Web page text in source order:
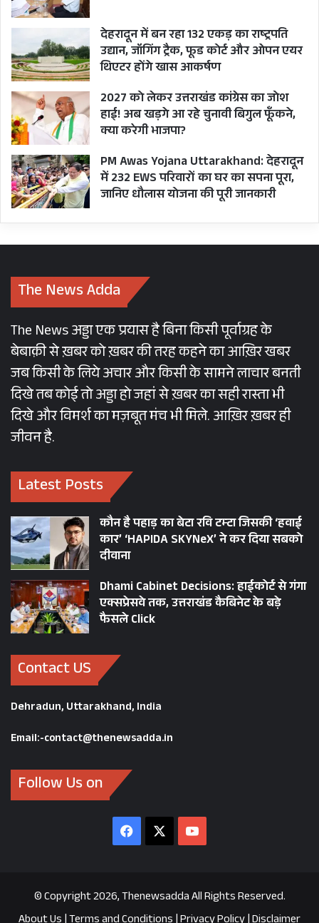
देहरादून में बन रहा 132 एकड़ का राष्ट्रपति
उद्यान, जॉगिंग ट्रैक, फूड कोर्ट और ओपन एयर
थिएटर होंगे खास आकर्षण
2027 को लेकर उत्तराखंड कांग्रेस का जोश
हाई! अब खड़गे आ रहे चुनावी बिगुल फूँकने,
क्या करेगी भाजपा?
PM Awas Yojana Uttarakhand: देहरादून
में 232 EWS परिवारों का घर का सपना पूरा,
जानिए धौलास योजना की पूरी जानकारी
The News Adda
The News अड्डा एक प्रयास है बिना किसी पूर्वाग्रह के
बेबाक़ी से ख़बर को ख़बर की तरह कहने का आख़िर खबर
जब किसी के लिये अचार और किसी के सामने लाचार बनती
दिखे तब कोई तो अड्डा हो जहां से ख़बर का सही रास्ता भी
दिखे और विमर्श का मज़बूत मंच भी मिले. आख़िर ख़बर ही
जीवन है.
Latest Posts
कौन है पहाड़ का बेटा रवि टम्टा जिसकी ‘हवाई
कार’ ‘HAPIDA SKYNeX’ ने कर दिया सबको
दीवाना
Dhami Cabinet Decisions: हाईकोर्ट से गंगा
एक्सप्रेसवे तक, उत्तराखंड कैबिनेट के बड़े
फैसले Click
Contact US
Dehradun, Uttarakhand, India
Email:-contact@thenewsadda.in
Follow Us on
Facebook YouTube
© Copyright 2026, Thenewsadda All Rights Reserved.